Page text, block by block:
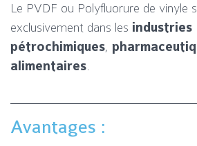
Le PVDF ou Polyfluorure de vinyle
exclusivement dans les industries
pétrochimiques,
alimentaires.
Avantages :